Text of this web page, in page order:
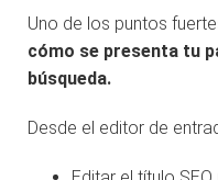
Uno de los puntos
cómo se presenta tu
búsqueda.
Desde el editor de